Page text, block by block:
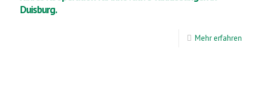
Duisburg.
Mehr erfahren